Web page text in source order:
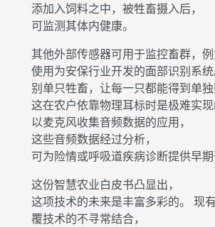
添加入饲料之中，被牲畜摄入后，
可监测其体内健康。
其他外部传感器可用于监控畜群，例
使用为安保行业开发的面部识别系
别单只牲畜，让每一只都能得到单独
这在农户依靠物理耳标时是极难实
以麦克风收集音频数据的应用，
这些音频数据经过分析，
可为险情或呼吸道疾病诊断提供早期
这份智慧农业白皮书凸显出，
这项技术的未来是丰富多彩的。 现
覆技术的不寻常结合，